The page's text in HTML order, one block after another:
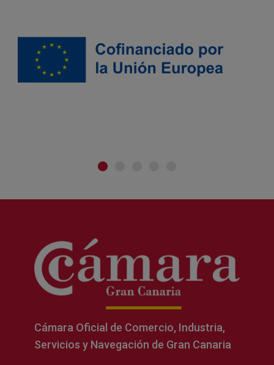
Cámara Oficial de Comercio, Industria,
Servicios y Navegación de Gran Canaria